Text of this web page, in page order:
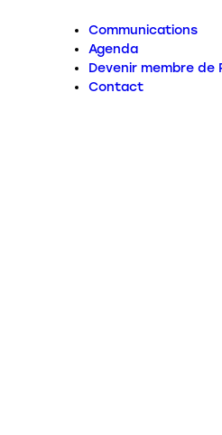
Communications
Agenda
Devenir membre de
Contact